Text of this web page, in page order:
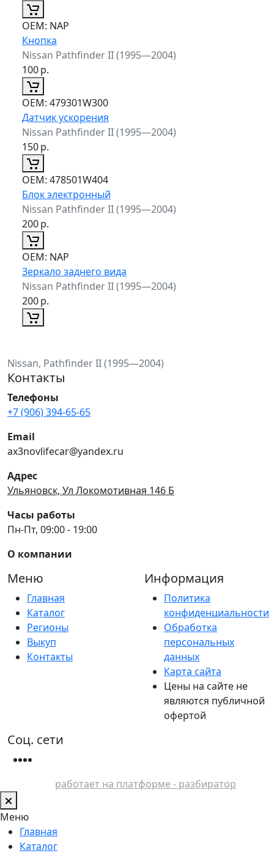
ОЕМ: NAP
Кнопка
Nissan Pathfinder II (1995—2004)
100р.
ОЕМ: 479301W300
Датчик ускорения
Nissan Pathfinder II (1995—2004)
150р.
ОЕМ: 478501W404
Блок электронный
Nissan Pathfinder II (1995—2004)
200р.
ОЕМ: NAP
Зеркало заднего вида
Nissan Pathfinder II (1995—2004)
200р.
Nissan, Pathfinder II (1995—2004)
Контакты
Телефоны
+7 (906) 394-65-65
Email
ax3novlifecar@yandex.ru
Адрес
Ульяновск, Ул Локомотивная 146 Б
Часы работы
Пн-Пт, 09:00 - 19:00
О компании
Меню
Главная
Каталог
Регионы
Выкуп
Контакты
Информация
Политика
конфиденциальности
Обработка
персональных
данных
Карта сайта
Цены на сайте не
являются публичной
офертой
Соц. сети
работает на платформе - разбиратор
Меню
Главная
Каталог